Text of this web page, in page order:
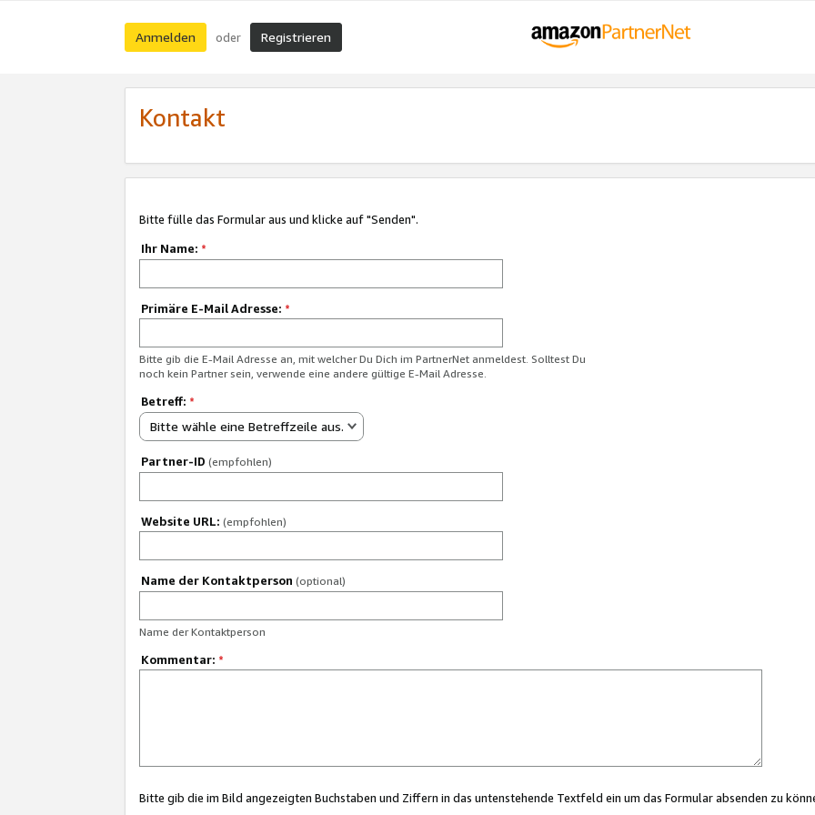
Anmelden oder Registrieren
Kontakt
Bitte fülle das Formular aus und klicke auf "Senden".
Ihr Name: *
Primäre E-Mail Adresse: *
Bitte gib die E-Mail Adresse an, mit welcher Du Dich im PartnerNet anmeldest. Solltest Du
noch kein Partner sein, verwende eine andere gültige E-Mail Adresse.
Betreff: *
Bitte wähle eine Betreffzeile aus.
Partner-ID (empfohlen)
Website URL: (empfohlen)
Name der Kontaktperson (optional)
Name der Kontaktperson
Kommentar: *
Bitte gib die im Bild angezeigten Buchstaben und Ziffern in das untenstehende Textfeld ein um das Formular absenden zu